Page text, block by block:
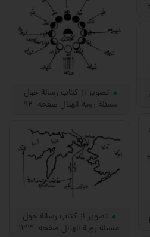
تصویر از کتاب رسالة حول
مسئلة رویة الهلال صفحه 92
تصویر از کتاب رسالة حول
مسئلة رویة الهلال صفحه 133